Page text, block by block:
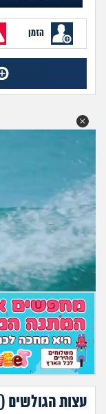
הזמן
עצות הגולשים (